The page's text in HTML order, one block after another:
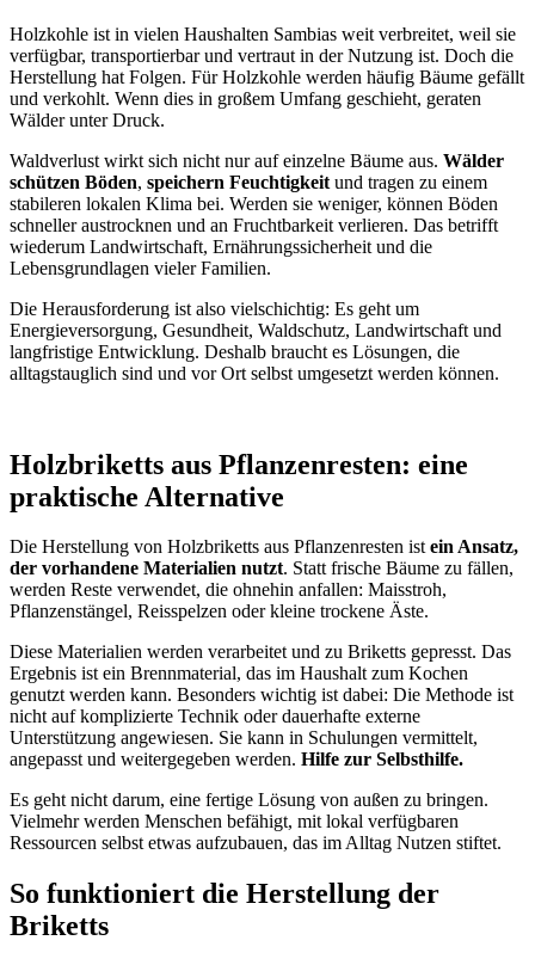
Holzkohle ist in vielen Haushalten Sambias weit verbreitet, weil sie
verfügbar, transportierbar und vertraut in der Nutzung ist. Doch die
Herstellung hat Folgen. Für Holzkohle werden häufig Bäume gefällt
und verkohlt. Wenn dies in großem Umfang geschieht, geraten
Wälder unter Druck.
Waldverlust wirkt sich nicht nur auf einzelne Bäume aus. Wälder
schützen Böden, speichern Feuchtigkeit und tragen zu einem
stabileren lokalen Klima bei. Werden sie weniger, können Böden
schneller austrocknen und an Fruchtbarkeit verlieren. Das betrifft
wiederum Landwirtschaft, Ernährungssicherheit und die
Lebensgrundlagen vieler Familien.
Die Herausforderung ist also vielschichtig: Es geht um
Energieversorgung, Gesundheit, Waldschutz, Landwirtschaft und
langfristige Entwicklung. Deshalb braucht es Lösungen, die
alltagstauglich sind und vor Ort selbst umgesetzt werden können.
Holzbriketts aus Pflanzenresten: eine
praktische Alternative
Die Herstellung von Holzbriketts aus Pflanzenresten istein Ansatz,
der vorhandene Materialien nutzt. Statt frische Bäume zu fällen,
werden Reste verwendet, die ohnehin anfallen: Maisstroh,
Pflanzenstängel, Reisspelzen oder kleine trockene Äste.
Diese Materialien werden verarbeitet und zu Briketts gepresst. Das
Ergebnis ist ein Brennmaterial, das im Haushalt zum Kochen
genutzt werden kann. Besonders wichtig ist dabei: Die Methode ist
nicht auf komplizierte Technik oder dauerhafte externe
Unterstützung angewiesen. Sie kann in Schulungen vermittelt,
angepasst und weitergegeben werden. Hilfe zur Selbsthilfe.
Es geht nicht darum, eine fertige Lösung von außen zu bringen.
Vielmehr werden Menschen befähigt, mit lokal verfügbaren
Ressourcen selbst etwas aufzubauen, das im Alltag Nutzen stiftet.
So funktioniert die Herstellung der
Briketts